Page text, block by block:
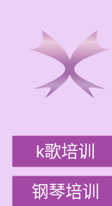
k歌培训
钢琴培训